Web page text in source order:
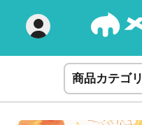
商品カテゴリ